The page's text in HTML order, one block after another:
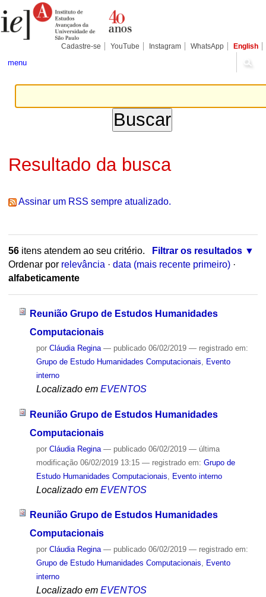
para
conteúdo.
Pessoais
Cadastre-se YouTube Instagram WhatsApp English
menu
Resultado da busca
Assinar um RSS sempre atualizado.
56itens atendem ao seu critério.
Filtrar os resultados
Ordenar por relevância · data (mais recente primeiro) ·
alfabeticamente
Reunião Grupo de Estudos Humanidades
Computacionais
por Cláudia Regina — publicado06/02/2019 — registrado em:
Grupo de Estudo Humanidades Computacionais
Evento
interno
Localizado em EVENTOS
Reunião Grupo de Estudos Humanidades
Computacionais
por Cláudia Regina — publicado06/02/2019 — última
modificação06/02/2019 13:15 — registrado em: Grupo de
Estudo Humanidades Computacionais
Evento interno
Localizado em EVENTOS
Reunião Grupo de Estudos Humanidades
Computacionais
por Cláudia Regina — publicado06/02/2019 — registrado em:
Grupo de Estudo Humanidades Computacionais, Evento
interno
Localizado em EVENTOS